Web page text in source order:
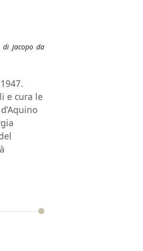
di Jacopo da
e cura le